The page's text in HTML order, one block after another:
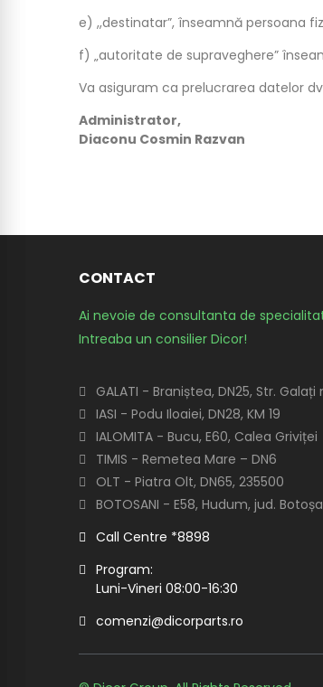
e) ,,destinatar”, înseamnă persoana
f) „autoritate de supraveghere”
Va asiguram ca prelucrarea datelor
Administrator,
Diaconu Cosmin Razvan
CONTACT
Ai nevoie de consultanta de
Intreaba un consilier Dicor!
GALATI - Braniștea, DN25, Str.
IASI - Podu Iloaiei, DN28, KM 19
IALOMITA - Bucu, E60, Calea Griviței
TIMIS - Remetea Mare – DN6
OLT - Piatra Olt, DN65, 235500
BOTOSANI - E58, Hudum, jud.
Call Centre *8898
Program:
Luni-Vineri 08:00-16:30
comenzi@dicorparts.ro